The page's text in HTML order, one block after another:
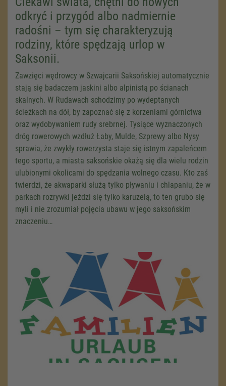
odkryć i przygód albo nadmiernie
radośni – tym się charakteryzują
rodziny, które spędzają urlop w
Saksonii.
Zawzięci wędrowcy w Szwajcarii Saksońskiej automatycznie
stają się badaczem jaskini albo alpinistą po ścianach
skalnych. W Rudawach schodzimy po wydeptanych
ścieżkach na dół, by zapoznać się z korzeniami górnictwa
oraz wydobywaniem rudy srebrnej. Tysiące wyznaczonych
dróg rowerowych wzdłuż Łaby, Mulde, Szprewy albo Nysy
sprawia, że zwykły rowerzysta staje się istnym zapaleńcem
tego sportu, a miasta saksońskie okażą się dla wielu rodzin
ulubionymi okolicami do spędzania wolnego czasu. Kto zaś
twierdzi, że akwaparki służą tylko pływaniu i chlapaniu, że w
parkach rozrywki jeździ się tylko karuzelą, to ten grubo się
myli i nie zrozumiał pojęcia ubawu w jego saksońskim
znaczeniu…